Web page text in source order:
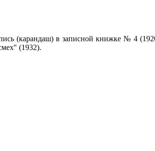
(карандаш) в записной книжке № 4
(1932).